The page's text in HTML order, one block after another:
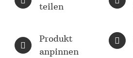
teilen
Produkt
anpinnen